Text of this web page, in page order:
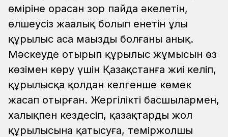
өміріне орасан зор пайда әкелетін,
өлшеусіз жаңалық болып енетін ұлы
құрылыс аса маңызды болғаны анық.
Мәскеуде отырып құрылыс жұмысын өз
көзімен көру үшін Қазақстанға жиі келіп,
құрылысқа қолдан келгенше көмек
жасап отырған. Жергілікті басшылармен,
халықпен кездесіп, қазақтарды жол
құрылысына қатысуға, теміржолшы